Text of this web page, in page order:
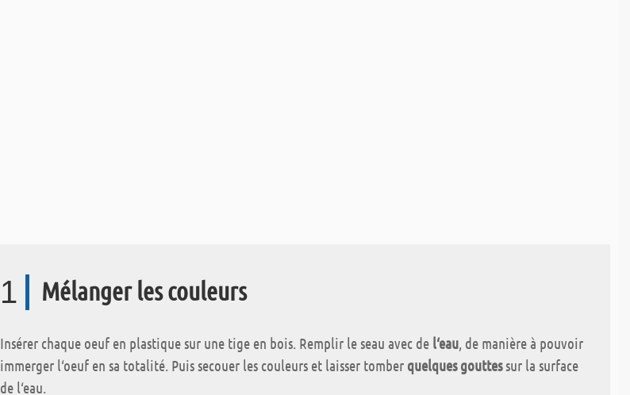
1 Mélanger les couleurs
Insérer chaque oeuf en plastique sur une tige en bois. Remplir le seau avec de l‘eau, de manière à pouvoir
immerger l‘oeuf en sa totalité. Puis secouer les couleurs et laisser tomber quelques gouttessur la surface
de l‘eau.